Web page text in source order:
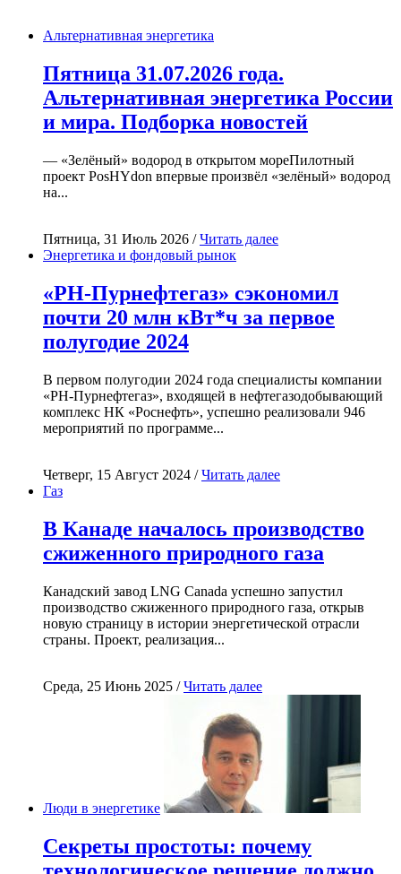
Альтернативная энергетика
Пятница 31.07.2026 года.
Альтернативная энергетика России
и мира. Подборка новостей
— «Зелёный» водород в открытом мореПилотный
проект PosHYdon впервые произвёл «зелёный» водород
на...
Пятница, 31 Июль 2026 /Читать далее
Энергетика и фондовый рынок
«РН-Пурнефтегаз» сэкономил
почти 20 млн кВт*ч за первое
полугодие 2024
В первом полугодии 2024 года специалисты компании
«РН-Пурнефтегаз», входящей в нефтегазодобывающий
комплекс НК «Роснефть», успешно реализовали 946
мероприятий по программе...
Четверг, 15 Август 2024 /Читать далее
Газ
В Канаде началось производство
сжиженного природного газа
Канадский завод LNG Canada успешно запустил
производство сжиженного природного газа, открыв
новую страницу в истории энергетической отрасли
страны. Проект, реализация...
Среда, 25 Июнь 2025 /Читать далее
Люди в энергетике
Секреты простоты: почему